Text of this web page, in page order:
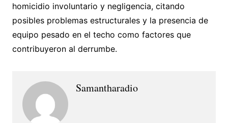
homicidio involuntario y negligencia, citando
posibles problemas estructurales y la presencia de
equipo pesado en el techo como factores que
contribuyeron al derrumbe.
Samantharadio